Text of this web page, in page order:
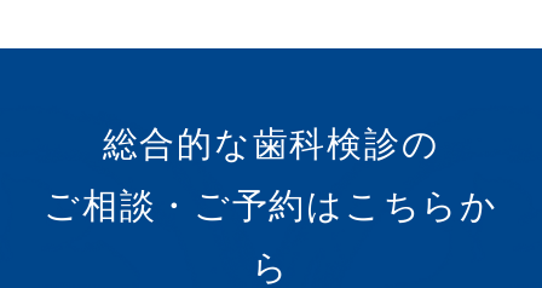
総合的な歯科検診の
ご相談・ご予約はこちらか
ら